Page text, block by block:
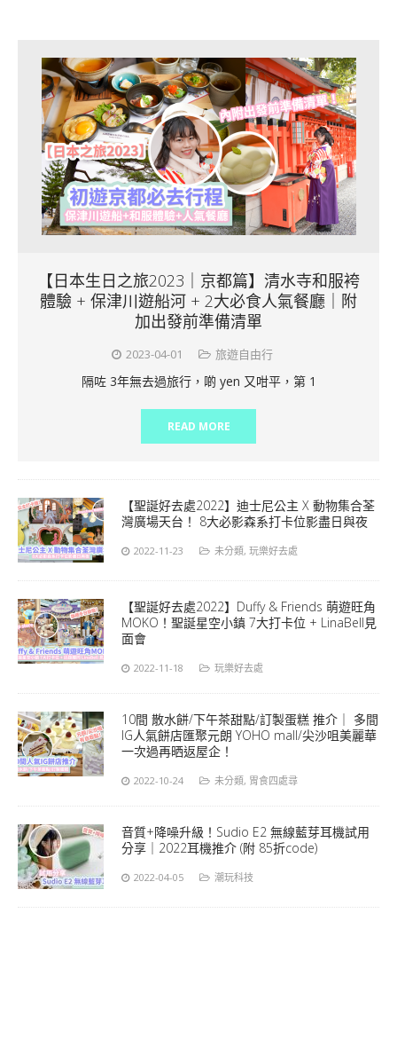
【日本生日之旅2023｜京都篇】清水寺和服袴
體驗 + 保津川遊船河 + 2大必食人氣餐廳｜附
加出發前準備清單
2023-04-01 旅遊自由行
隔咗 3年無去過旅行，啲 yen 又咁平，第 1
READ MORE
【聖誕好去處2022】迪士尼公主 X 動物集合荃
灣廣場天台！ 8大必影森系打卡位影盡日與夜
2022-11-23 未分類, 玩樂好去處
【聖誕好去處2022】Duffy & Friends 萌遊旺角
MOKO！聖誕星空小鎮 7大打卡位 + LinaBell見
面會
2022-11-18 玩樂好去處
10間 散水餅/下午茶甜點/訂製蛋糕 推介｜ 多間
IG人氣餅店匯聚元朗 YOHO mall/尖沙咀美麗華
一次過再晒返屋企！
2022-10-24 未分類, 胃食四處尋
音質+降噪升級！Sudio E2 無線藍芽耳機試用
分享｜2022耳機推介 (附 85折code)
2022-04-05 潮玩科技